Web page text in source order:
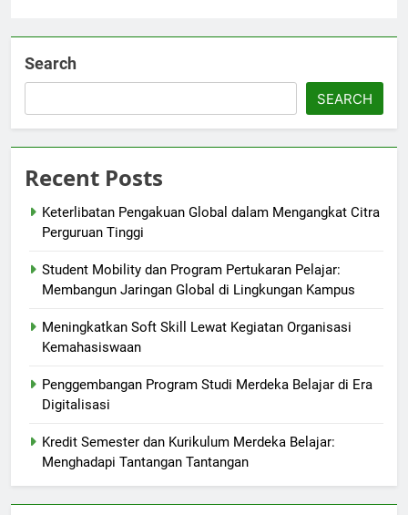
Search
SEARCH
Recent Posts
Keterlibatan Pengakuan Global dalam Mengangkat Citra
Perguruan Tinggi
Student Mobility dan Program Pertukaran Pelajar:
Membangun Jaringan Global di Lingkungan Kampus
Meningkatkan Soft Skill Lewat Kegiatan Organisasi
Kemahasiswaan
Penggembangan Program Studi Merdeka Belajar di Era
Digitalisasi
Kredit Semester dan Kurikulum Merdeka Belajar:
Menghadapi Tantangan Tantangan